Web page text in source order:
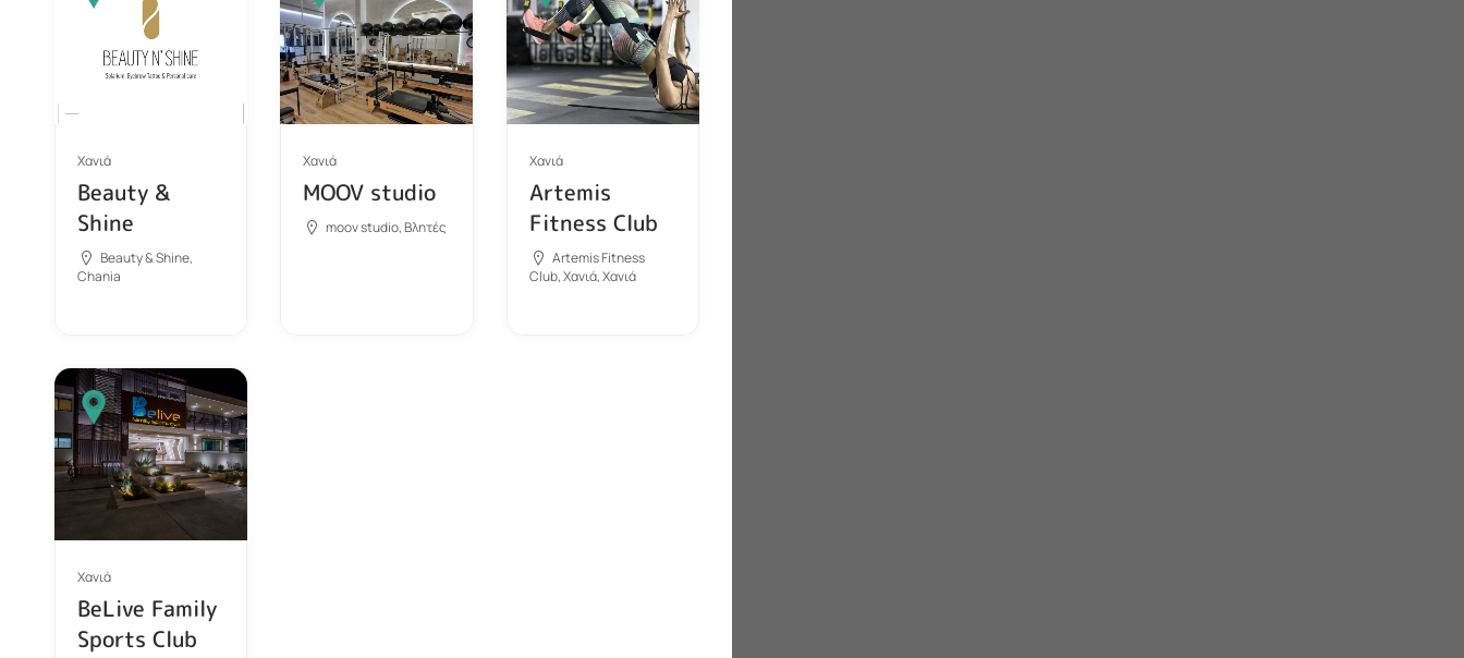
Χανιά
Beauty &
Shine
Beauty & Shine,
Chania
Χανιά
MOOV studio
moov studio, Βλητές
Χανιά
Artemis
Fitness Club
Artemis Fitness
Club, Χανιά, Χανιά
Χανιά
BeLive Family
Sports Club